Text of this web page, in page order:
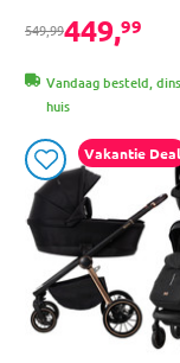
549,99449,99
Vandaag besteld,
huis
Vakantie Deal